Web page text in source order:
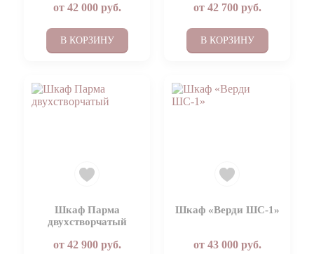
от 42 000руб.
В КОРЗИНУ
от 42 700руб.
В КОРЗИНУ
Шкаф Парма
двухстворчатый
от 42 900руб.
Шкаф «Верди ШС-1»
от 43 000руб.